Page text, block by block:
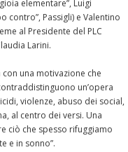
elementare”, Luigi
contro”, Passigli) e Valentino
al Presidente del PLC
Larini.
una motivazione che
un’opera
violenze, abuso dei social,
al centro dei versi. Una
ciò che spesso rifuggiamo
e in sonno”.